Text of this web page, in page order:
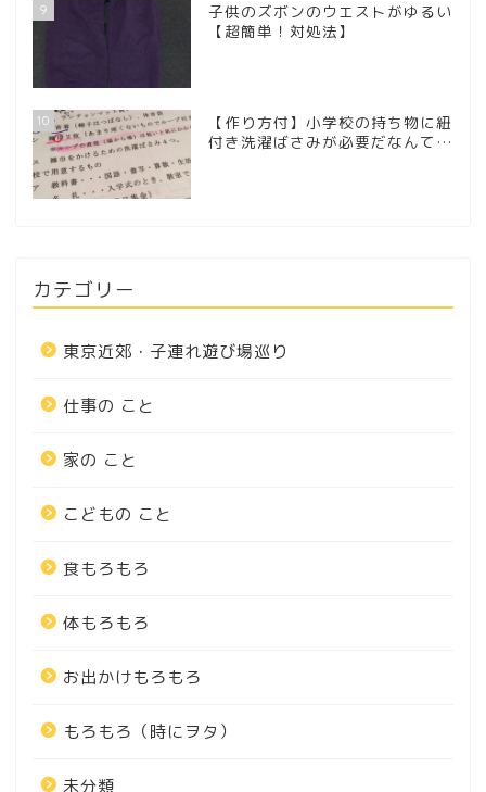
9
子供のズボンのウエストがゆるい
【超簡単！対処法】
10
【作り方付】小学校の持ち物に紐
付き洗濯ばさみが必要だなんて…
カテゴリー
東京近郊・子連れ遊び場巡り
仕事の こと
家の こと
こどもの こと
食もろもろ
体もろもろ
お出かけもろもろ
もろもろ（時にヲタ）
未分類